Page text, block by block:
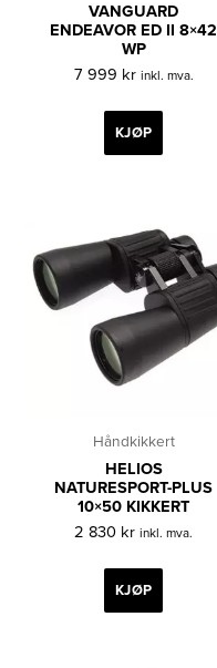
VANGUARD
ENDEAVOR ED II 8×42
WP
7 999 kr inkl. mva.
KJØP
Håndkikkert
HELIOS
NATURESPORT-PLUS
10×50 KIKKERT
2 830 kr inkl. mva.
KJØP